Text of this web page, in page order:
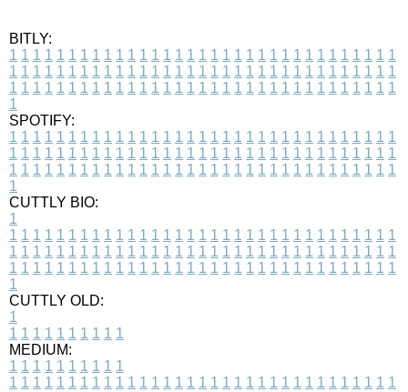
BITLY:
1 1 1 1 1 1 1 1 1 1 1 1 1 1 1 1 1 1 1 1 1 1 1 1 1 1 1 1 1 1 1 1 1
1 1 1 1 1 1 1 1 1 1 1 1 1 1 1 1 1 1 1 1 1 1 1 1 1 1 1 1 1 1 1 1 1
1 1 1 1 1 1 1 1 1 1 1 1 1 1 1 1 1 1 1 1 1 1 1 1 1 1 1 1 1 1 1 1 1
1
SPOTIFY:
1 1 1 1 1 1 1 1 1 1 1 1 1 1 1 1 1 1 1 1 1 1 1 1 1 1 1 1 1 1 1 1 1
1 1 1 1 1 1 1 1 1 1 1 1 1 1 1 1 1 1 1 1 1 1 1 1 1 1 1 1 1 1 1 1 1
1 1 1 1 1 1 1 1 1 1 1 1 1 1 1 1 1 1 1 1 1 1 1 1 1 1 1 1 1 1 1 1 1
1
CUTTLY BIO:
1
1 1 1 1 1 1 1 1 1 1 1 1 1 1 1 1 1 1 1 1 1 1 1 1 1 1 1 1 1 1 1 1 1
1 1 1 1 1 1 1 1 1 1 1 1 1 1 1 1 1 1 1 1 1 1 1 1 1 1 1 1 1 1 1 1 1
1 1 1 1 1 1 1 1 1 1 1 1 1 1 1 1 1 1 1 1 1 1 1 1 1 1 1 1 1 1 1 1 1
1
CUTTLY OLD:
1
1 1 1 1 1 1 1 1 1 1
MEDIUM:
1 1 1 1 1 1 1 1 1 1
1 1 1 1 1 1 1 1 1 1 1 1 1 1 1 1 1 1 1 1 1 1 1 1 1 1 1 1 1 1 1 1 1